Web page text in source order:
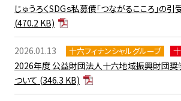
じゅうろくSDGｓ私募債「つながるこころ」の引
(470.2 KB)
2026.01.13 十六フィナンシャルグループ
2026年度 公益財団法人十六地域振興財団奨
ついて (346.3 KB)